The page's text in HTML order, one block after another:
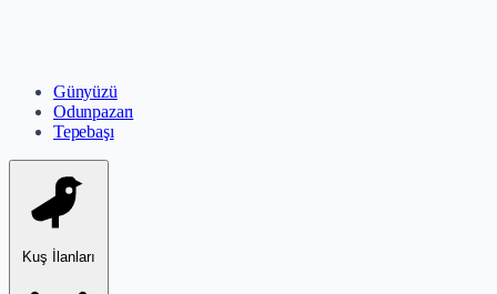
Günyüzü
Odunpazarı
Tepebaşı
Kuş İlanları